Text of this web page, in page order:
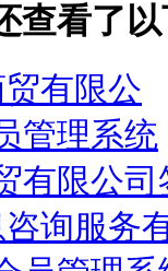
查看了
有限公